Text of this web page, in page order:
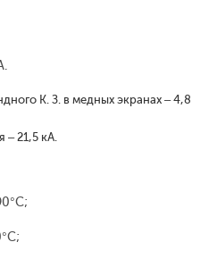
К. З. в медных экранах – 4,8
– 21,5 кА.